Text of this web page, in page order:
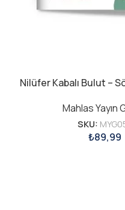
Nilüfer Kabalı Bulut –
Mahlas Yayın
SKU:
₺89,99